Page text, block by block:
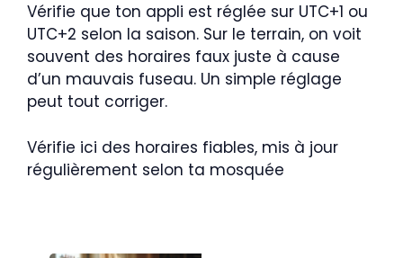
Vérifie que ton appli est réglée sur UTC+1 ou
UTC+2 selon la saison. Sur le terrain, on voit
souvent des horaires faux juste à cause
d’un mauvais fuseau. Un simple réglage
peut tout corriger.
Vérifie ici des horaires fiables, mis à jour
régulièrement selon ta mosquée